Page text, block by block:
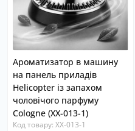
Ароматизатор в машину
на панель приладів
Helicopter із запахом
чоловічого парфуму
Сologne (XX-013-1)
Код товару: XX-013-1